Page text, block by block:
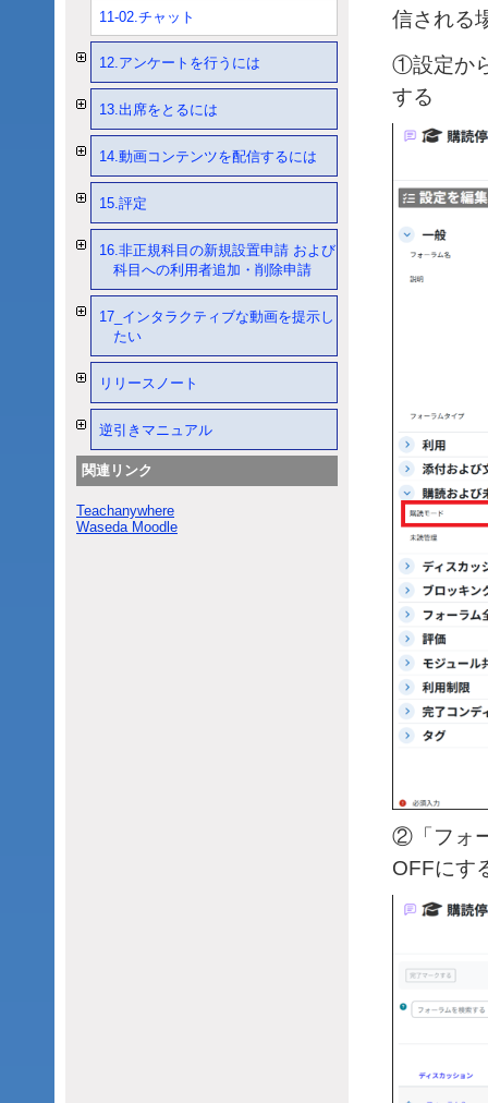
信される
①設定か
する
②「フォ
OFFにす
11-02.チャット
12.アンケートを行うには
13.出席をとるには
14.動画コンテンツを配信するには
15.評定
16.非正規科目の新規設置申請 および
科目への利用者追加・削除申請
17_インタラクティブな動画を提示し
たい
リリースノート
逆引きマニュアル
関連リンク
Teachanywhere
Waseda Moodle